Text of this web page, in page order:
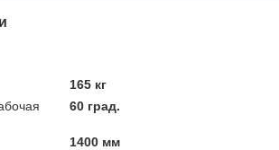
165 кг
60 град.
1400 мм